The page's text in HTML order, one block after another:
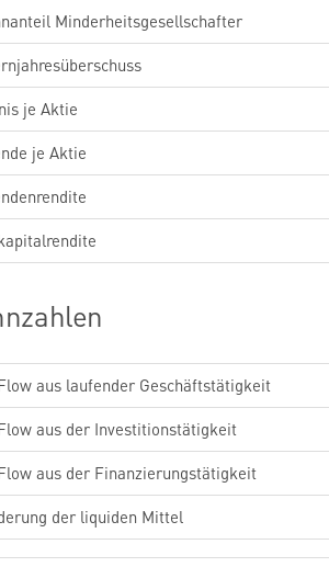
Minderheitsgesellschafter
je Aktie
je Aktie
aus laufender Geschäftstätigkeit
aus der Investitionstätigkeit
aus der Finanzierungstätigkeit
der liquiden Mittel